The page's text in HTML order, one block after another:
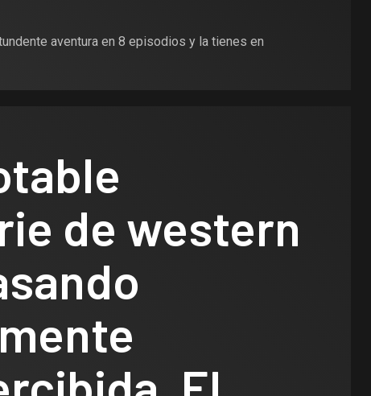
aventura en 8 episodios y la tienes en
de western